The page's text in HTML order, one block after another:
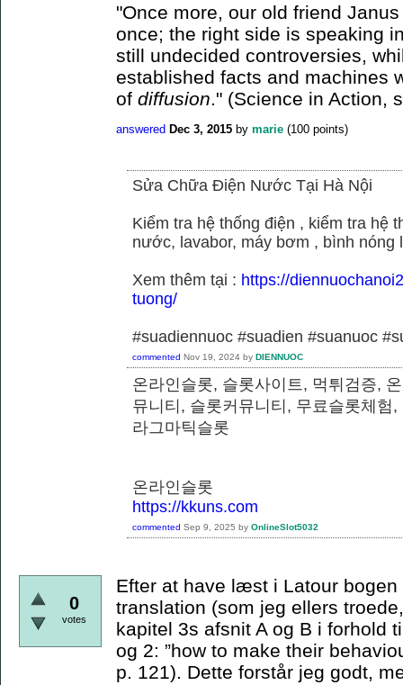
"Once more, our old friend
once; the right side is speaking
still undecided controversies,
established facts and machines
of diffusion ." (Science in Action,
answered Dec 3, 2015 by marie (100 points)
Sửa Chữa Điện Nước Tại Hà Nội
Kiểm tra hệ thống điện , kiểm tra hệ
nước, lavabor, máy bơm , bình nóng
Xem thêm tại : https://
tuong/
#suadiennuoc #suadien #suanuoc
commented Nov 19, 2024 by DIENNUOC
온라인슬롯, 슬롯사이트, 먹튀검증,
뮤니티, 슬롯커뮤니티, 무료슬롯체험
라그마틱슬롯
온라인슬롯
https://kkuns.com
commented Sep 9, 2025 by OnlineSlot5032
0
votes
Efter at have læst i Latour
translation (som jeg ellers
kapitel 3s afsnit A og B i forhold
og 2: ”how to make their
p. 121). Dette forstår jeg godt,